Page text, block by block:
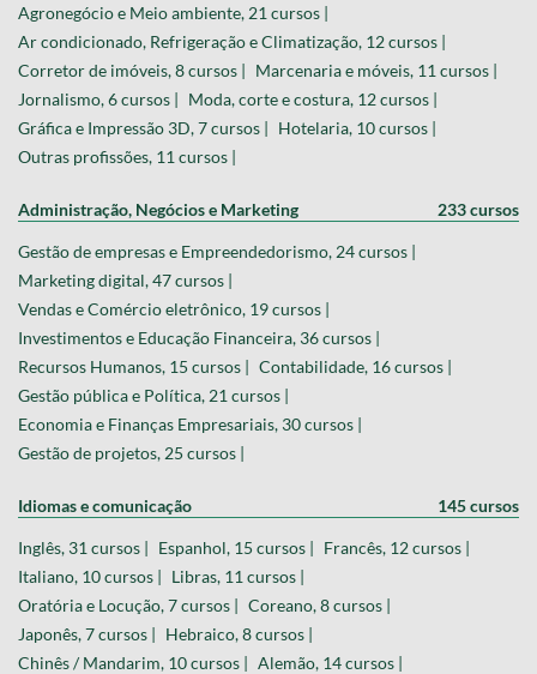
Agronegócio e Meio ambiente, 21 cursos |
Ar condicionado, Refrigeração e Climatização, 12 cursos |
Corretor de imóveis, 8 cursos | Marcenaria e móveis, 11 cursos |
Jornalismo, 6 cursos | Moda, corte e costura, 12 cursos |
Gráfica e Impressão 3D, 7 cursos | Hotelaria, 10 cursos |
Outras profissões, 11 cursos |
Administração, Negócios e Marketing 233 cursos
Gestão de empresas e Empreendedorismo, 24 cursos |
Marketing digital, 47 cursos |
Vendas e Comércio eletrônico, 19 cursos |
Investimentos e Educação Financeira, 36 cursos |
Recursos Humanos, 15 cursos | Contabilidade, 16 cursos |
Gestão pública e Política, 21 cursos |
Economia e Finanças Empresariais, 30 cursos |
Gestão de projetos, 25 cursos |
Idiomas e comunicação 145 cursos
Inglês, 31 cursos | Espanhol, 15 cursos | Francês, 12 cursos |
Italiano, 10 cursos | Libras, 11 cursos |
Oratória e Locução, 7 cursos | Coreano, 8 cursos |
Japonês, 7 cursos | Hebraico, 8 cursos |
Chinês / Mandarim, 10 cursos | Alemão, 14 cursos |